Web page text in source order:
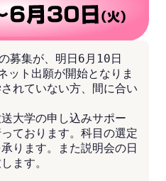
募集が、明日6月10日
ット出願が開始となりま
れていない方、間に合い
大学の申し込みサポー
ております。科目の選定
ります。また説明会の日
ます。